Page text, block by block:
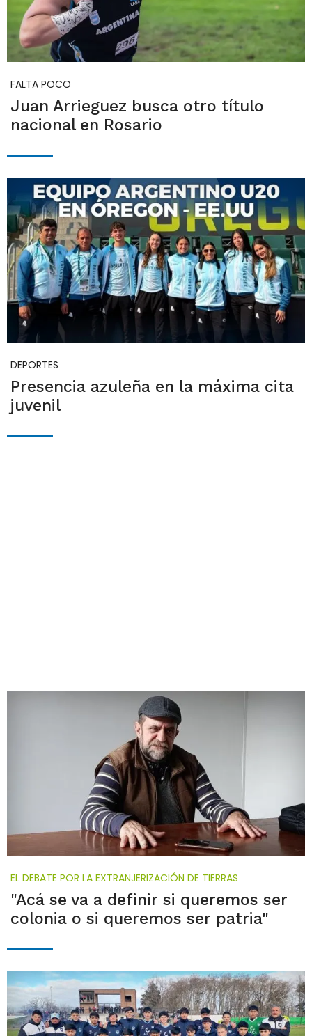
FALTA POCO
Juan Arrieguez busca otro título
nacional en Rosario
DEPORTES
Presencia azuleña en la máxima cita
juvenil
EL DEBATE POR LA EXTRANJERIZACIÓN DE TIERRAS
"Acá se va a definir si queremos ser
colonia o si queremos ser patria"